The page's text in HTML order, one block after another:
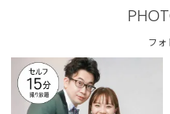
フォ